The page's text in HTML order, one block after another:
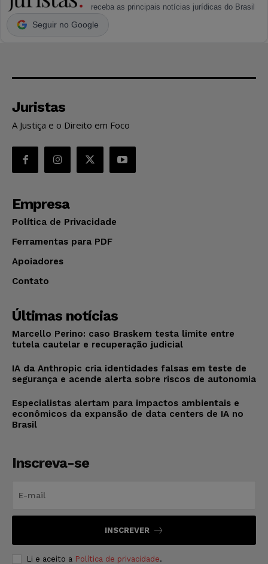
receba as principais notícias jurídicas do Brasil
Seguir no Google
Juristas
A Justiça e o Direito em Foco
Empresa
Política de Privacidade
Ferramentas para PDF
Apoiadores
Contato
Últimas notícias
Marcello Perino: caso Braskem testa limite entre
tutela cautelar e recuperação judicial
IA da Anthropic cria identidades falsas em teste de
segurança e acende alerta sobre riscos de autonomia
Especialistas alertam para impactos ambientais e
econômicos da expansão de data centers de IA no
Brasil
Inscreva-se
INSCREVER
Li e aceito a Política de privacidade.